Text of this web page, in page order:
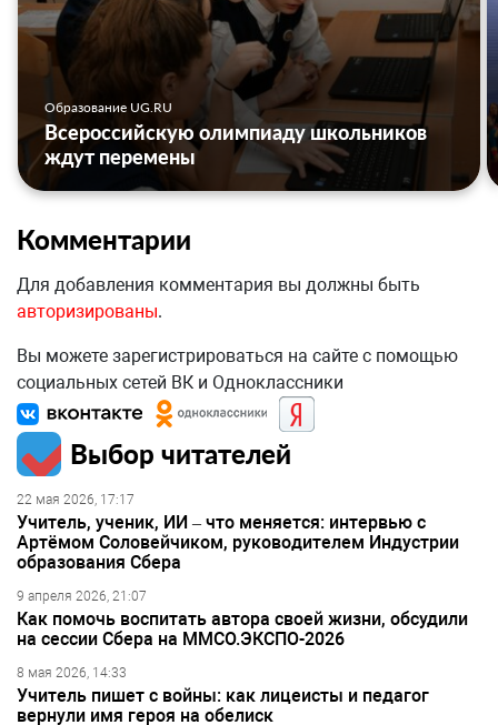
Образование UG.RU
Всероссийскую олимпиаду школьников
ждут перемены
Комментарии
Для добавления комментария вы должны быть
авторизированы.
Вы можете зарегистрироваться на сайте с помощью
социальных сетей ВК и Одноклассники
Выбор читателей
22 мая 2026, 17:17
Учитель, ученик, ИИ – что меняется: интервью с
Артёмом Соловейчиком, руководителем Индустрии
образования Сбера
9 апреля 2026, 21:07
Как помочь воспитать автора своей жизни, обсудили
на сессии Сбера на ММСО.ЭКСПО-2026
8 мая 2026, 14:33
Учитель пишет с войны: как лицеисты и педагог
вернули имя героя на обелиск